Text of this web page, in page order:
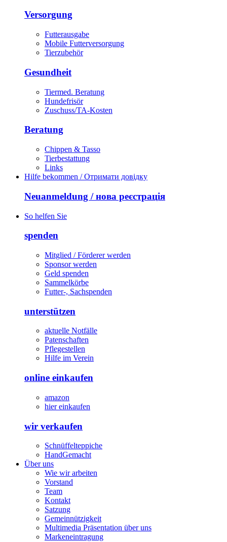
Versorgung
Futterausgabe
Mobile Futterversorgung
Tierzubehör
Gesundheit
Tiermed. Beratung
Hundefrisör
Zuschuss/TA-Kosten
Beratung
Chippen & Tasso
Tierbestattung
Links
Hilfe bekommen / Отримати довідку
Neuanmeldung / нова реєстрація
So helfen Sie
spenden
Mitglied / Förderer werden
Sponsor werden
Geld spenden
Sammelkörbe
Futter-, Sachspenden
unterstützen
aktuelle Notfälle
Patenschaften
Pflegestellen
Hilfe im Verein
online einkaufen
amazon
hier einkaufen
wir verkaufen
Schnüffelteppiche
HandGemacht
Über uns
Wie wir arbeiten
Vorstand
Team
Kontakt
Satzung
Gemeinnützigkeit
Multimedia Präsentation über uns
Markeneintragung